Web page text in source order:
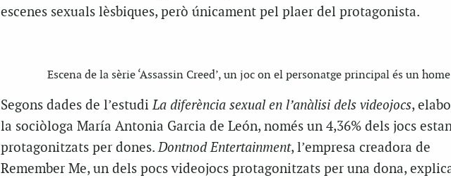
escenes sexuals lèsbiques, però únicament pel plaer del protagonista.
Escena de la sèrie ‘Assassin Creed’, un joc on el personatge principal és un home
Segons dades de l’estudiLa diferència sexual en l’anàlisi dels videojocs,
la sociòloga María Antonia Garcia de León, només un 4,36% dels jocs
protagonitzats per dones.Dontnod Entertainment, l’empresa creadora de
Remember Me, un dels pocs videojocs protagonitzats per una dona,